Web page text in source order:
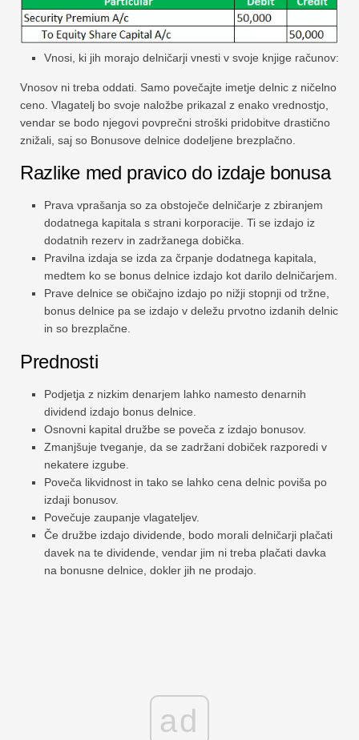
Vnosi, ki jih morajo delničarji vnesti v svoje knjige računov:
Vnosov ni treba oddati. Samo povečajte imetje delnic z ničelno
ceno. Vlagatelj bo svoje naložbe prikazal z enako vrednostjo,
vendar se bodo njegovi povprečni stroški pridobitve drastično
znižali, saj so Bonusove delnice dodeljene brezplačno.
Razlike med pravico do izdaje bonusa
Prava vprašanja so za obstoječe delničarje z zbiranjem
dodatnega kapitala s strani korporacije. Ti se izdajo iz
dodatnih rezerv in zadržanega dobička.
Pravilna izdaja se izda za črpanje dodatnega kapitala,
medtem ko se bonus delnice izdajo kot darilo delničarjem.
Prave delnice se običajno izdajo po nižji stopnji od tržne,
bonus delnice pa se izdajo v deležu prvotno izdanih delnic
in so brezplačne.
Prednosti
Podjetja z nizkim denarjem lahko namesto denarnih
dividend izdajo bonus delnice.
Osnovni kapital družbe se poveča z izdajo bonusov.
Zmanjšuje tveganje, da se zadržani dobiček razporedi v
nekatere izgube.
Poveča likvidnost in tako se lahko cena delnic poviša po
izdaji bonusov.
Povečuje zaupanje vlagateljev.
Če družbe izdajo dividende, bodo morali delničarji plačati
davek na te dividende, vendar jim ni treba plačati davka
na bonusne delnice, dokler jih ne prodajo.
ad